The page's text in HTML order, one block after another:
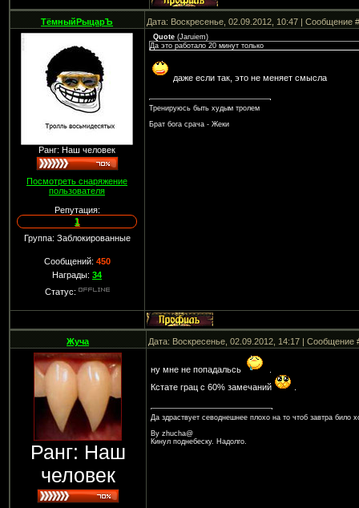
ТёмныйРыцарЪ Дата: Воскресенье, 02.09.2012, 10:47 | Сообщение
Ранг: Наш человек
Посмотреть снаряжение
пользователя
Репутация:
1
Группа: Заблокированные
Сообщений: 450
Награды: 34
Статус:
Quote(Jaruiem)
Да это работало 20 минут только
даже если так, это не меняет смысла
Тренируюсь быть худым тролем
Брат бога срача - Жеки
Жуча Дата: Воскресенье, 02.09.2012, 14:17 | Сообщение
Ранг: Наш
человек
ну мне не попадальсь
Кстате грац с 60% замечаний
Да здраствует севоднешнее плохо на то чтоб завтра било
By zhucha@
Кинул поднебеску. Надолго.